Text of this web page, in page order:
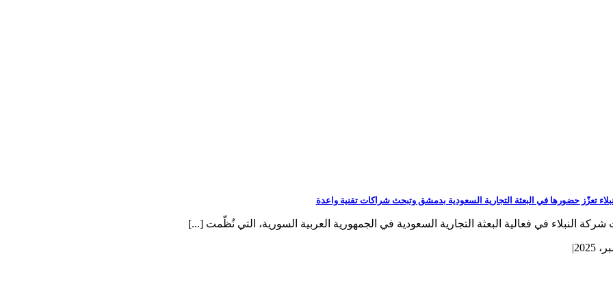
تعزّز حضورها في البعثة التجارية السعودية بدمشق وتبحث شراكات تقنية واعدة
النبلاء في فعالية البعثة التجارية السعودية في الجمهورية العربية السورية، التي نُظّمت [...]